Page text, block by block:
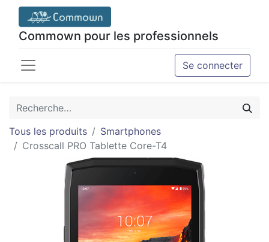
Commown pour les professionnels
Se connecter
Tous les produits
Smartphones
Crosscall PRO Tablette Core-T4